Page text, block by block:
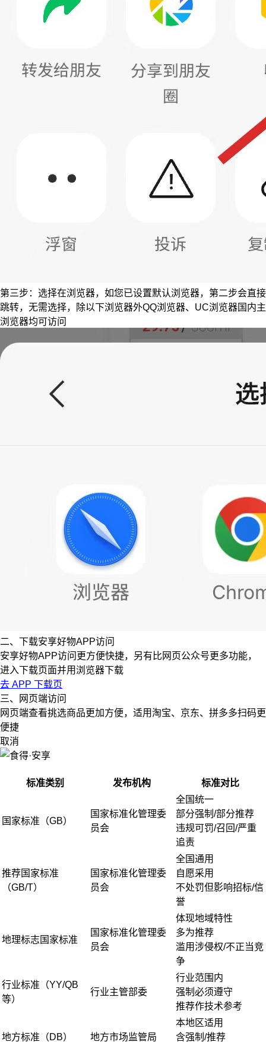
第三步：选择在浏览器，如您已设置默认浏览器，第二步会直接
跳转，无需选择，除以下浏览器外QQ浏览器、UC浏览器国内主
浏览器均可访问
二、下载安享好物APP访问
安享好物APP访问更方便快捷，另有比网页公众号更多功能，
进入下载页面并用浏览器下载
去 APP 下载页
三、网页端访问
网页端查看挑选商品更加方便，适用淘宝、京东、拼多多扫码更
便捷
取消
标准类别 发布机构 标准对比
国家标准（GB）
国家标准化管理委
员会
全国统一
部分强制/部分推荐
违规可罚/召回/严重
追责
推荐国家标准
（GB/T）
国家标准化管理委
员会
全国通用
自愿采用
不处罚但影响招标/信
誉
地理标志国家标准
国家标准化管理委
员会
体现地域特性
多为推荐
滥用涉侵权/不正当竞
争
行业标准（YY/QB
等）
行业主管部委
行业范围内
强制必须遵守
推荐作技术参考
地方标准（DB） 地方市场监管局
本地区适用
含强制/推荐